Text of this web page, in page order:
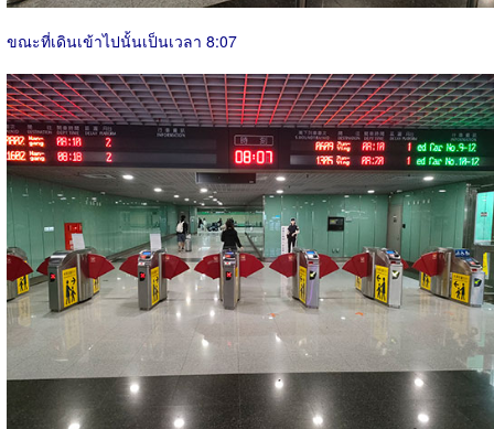
ขณะที่เดินเข้าไปนั้นเป็นเวลา 8:07